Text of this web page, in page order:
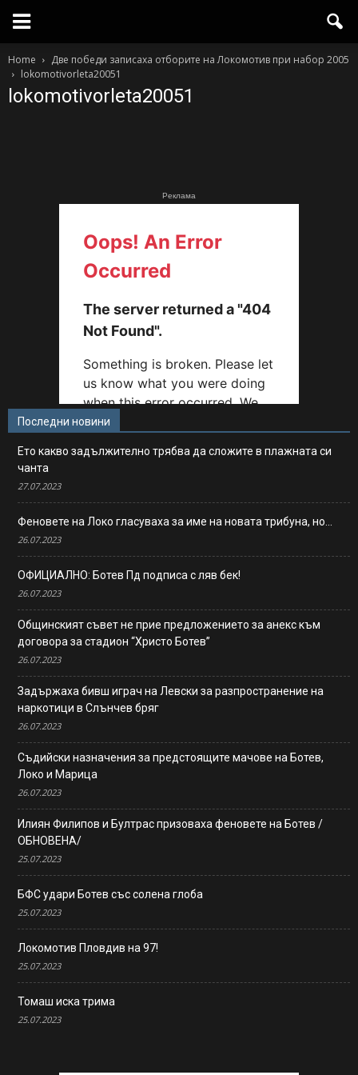
Home
Две победи записаха отборите на Локомотив при набор 2005
lokomotivorleta20051
lokomotivorleta20051
Реклама
Последни новини
Ето какво задължително трябва да сложите в плажната си
чанта
27.07.2023
Феновете на Локо гласуваха за име на новата трибуна, но…
26.07.2023
ОФИЦИАЛНО: Ботев Пд подписа с ляв бек!
26.07.2023
Общинският съвет не прие предложението за анекс към
договора за стадион “Христо Ботев”
26.07.2023
Задържаха бивш играч на Левски за разпространение на
наркотици в Слънчев бряг
26.07.2023
Съдийски назначения за предстоящите мачове на Ботев,
Локо и Марица
26.07.2023
Илиян Филипов и Бултрас призоваха феновете на Ботев /
ОБНОВЕНА/
25.07.2023
БФС удари Ботев със солена глоба
25.07.2023
Локомотив Пловдив на 97!
25.07.2023
Томаш иска трима
25.07.2023